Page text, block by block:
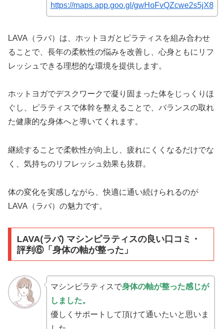
https://maps.app.goo.gl/gwHoFvQZcwe2s5jX8
LAVA（ラバ）は、ホットヨガとピラティスを組み合わせ
ることで、長年の柔軟性の悩みを改善し、心身ともにリフ
レッシュできる理想的な環境を提供します。
ホットヨガでデスクワークで凝り固まった体をじっくりほ
ぐし、ピラティスで体幹を整えることで、バランスの取れ
た健康的な身体へと導いてくれます。
継続することで柔軟性が向上し、疲れにくくなるだけでな
く、気持ちのリフレッシュ効果も抜群。
体の変化を実感しながら、快適に通い続けられるのが
LAVA（ラバ）の魅力です。
LAVA(ラバ) マシンピラティスの良い口コミ・
評判⑥「身体の軸が整った」
マシンピラティスで身体の軸が整った感じが
しました。
優しくサポートして頂けて通いたいと思いま